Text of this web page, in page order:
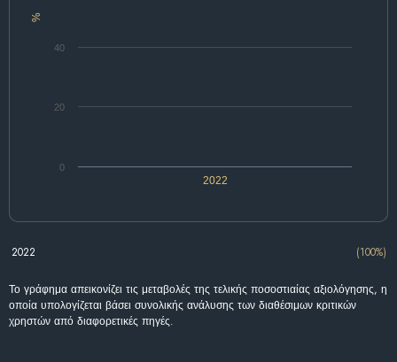
%
2022
0
20
40
2022 (100%)
Το γράφημα απεικονίζει τις μεταβολές της τελικής ποσοστιαίας αξιολόγησης, η
οποία υπολογίζεται βάσει συνολικής ανάλυσης των διαθέσιμων κριτικών
χρηστών από διαφορετικές πηγές.